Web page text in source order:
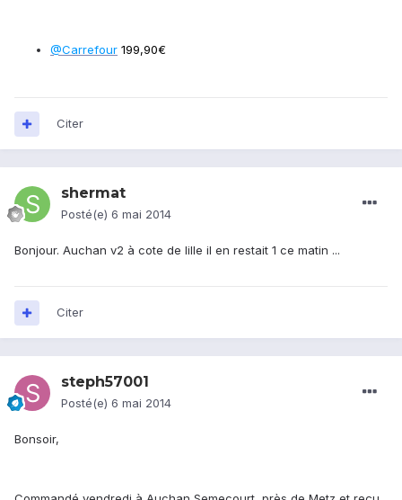
@Carrefour 199,90€
Citer
shermat
Posté(e) 6 mai 2014
Bonjour. Auchan v2 à cote de lille il en restait 1 ce matin ...
Citer
steph57001
Posté(e) 6 mai 2014
Bonsoir,